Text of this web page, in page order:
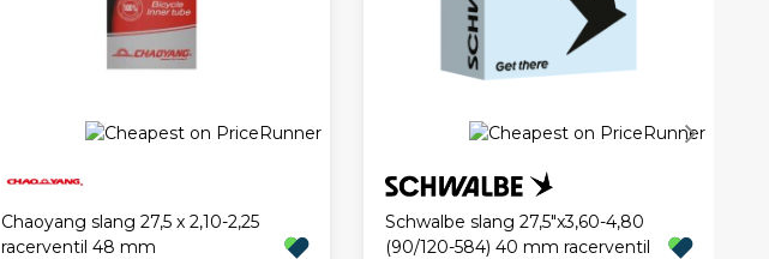
Chaoyang slang 27,5 x 2,10-2,25
racerventil 48 mm
Schwalbe slang 27,5"x3,60-4,80
(90/120-584) 40 mm racerventil